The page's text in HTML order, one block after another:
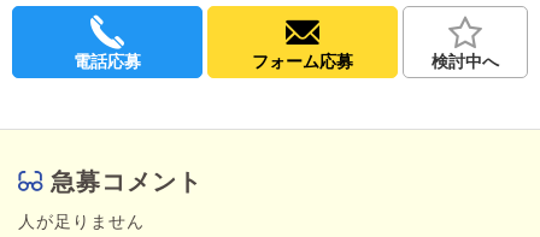
コロナ過でもお給料の遅延は一回も御座いません。
年12回の有給休暇や、年1回の海外旅行（参加自由）もあり!!!
スタッフに優しいお店です。
おもったほど・・・・。（笑） ですがそんな心配はありません！
拘束時間はなんといっても魅力的な8時間マックスで帰れるところ
電話応募 フォーム応募 検討中へ
急募コメント
人が足りません